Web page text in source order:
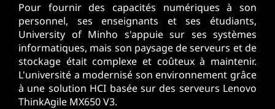
Pour fournir des capacités numériques à son
personnel, ses enseignants et ses étudiants,
University of Minho s'appuie sur ses systèmes
informatiques, mais son paysage de serveurs et de
stockage était complexe et coûteux à maintenir.
L'université a modernisé son environnement grâce
à une solution HCI basée sur des serveurs Lenovo
ThinkAgile MX650 V3.